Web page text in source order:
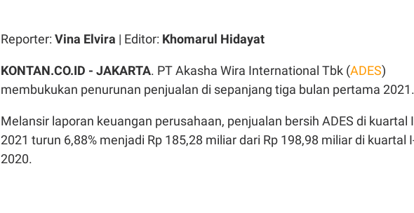
Reporter: Vina Elvira | Editor: Khomarul Hidayat
KONTAN.CO.ID - JAKARTA. PT Akasha Wira International Tbk (ADES)
membukukan penurunan penjualan di sepanjang tiga bulan pertama 2021.
Melansir laporan keuangan perusahaan, penjualan bersih ADES di kuartal I
2021 turun 6,88% menjadi Rp 185,28 miliar dari Rp 198,98 miliar di kuartal
2020.